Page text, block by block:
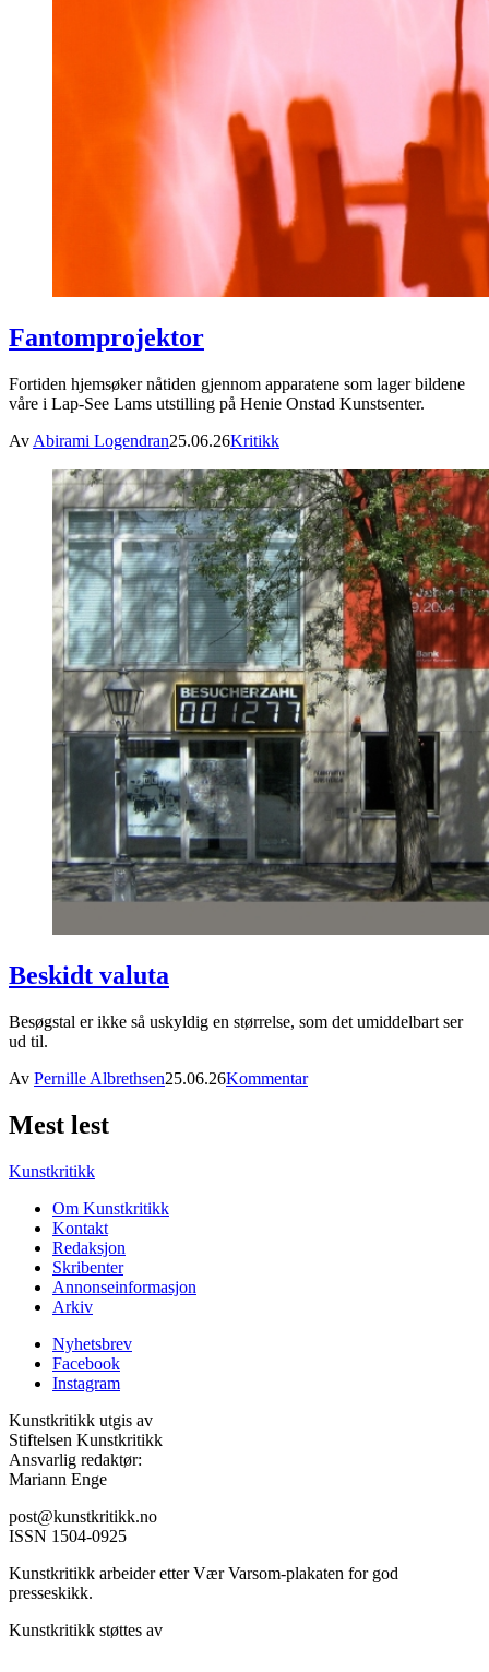
Fantomprojektor
Fortiden hjemsøker nåtiden gjennom apparatene som lager bildene
våre i Lap-See Lams utstilling på Henie Onstad Kunstsenter.
Av Abirami Logendran25.06.26Kritikk
Beskidt valuta
Besøgstal er ikke så uskyldig en størrelse, som det umiddelbart ser
ud til.
Av Pernille Albrethsen25.06.26Kommentar
Mest lest
Kunstkritikk
Om Kunstkritikk
Kontakt
Redaksjon
Skribenter
Annonseinformasjon
Arkiv
Nyhetsbrev
Facebook
Instagram
Kunstkritikk utgis av
Stiftelsen Kunstkritikk
Ansvarlig redaktør:
Mariann Enge
post@kunstkritikk.no
ISSN 1504-0925
Kunstkritikk arbeider etter Vær Varsom-plakaten for god
presseskikk.
Kunstkritikk støttes av